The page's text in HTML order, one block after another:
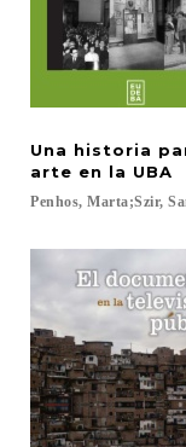
Una historia
arte en la UBA
Penhos, Marta;Szir,